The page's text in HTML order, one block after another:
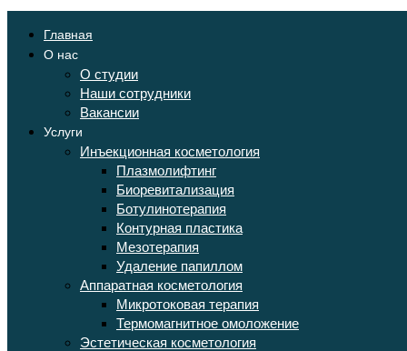
Главная
О нас
О студии
Наши сотрудники
Вакансии
Услуги
Инъекционная косметология
Плазмолифтинг
Биоревитализация
Ботулинотерапия
Контурная пластика
Мезотерапия
Удаление папиллом
Аппаратная косметология
Микротоковая терапия
Термомагнитное омоложение
Эстетическая косметология